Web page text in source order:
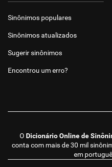
O Dicionário Online de
conta com mais de 30 mil
em
Sinônimos populares
Sinônimos atualizados
Sugerir sinônimos
Encontrou um erro?